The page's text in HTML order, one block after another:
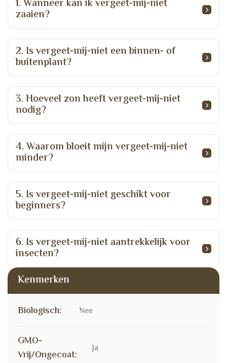
Kenmerken
Biologisch: Nee
GMO-
Vrij/ongecoat:
Ja
1. Wanneer kan ik vergeet-mij-niet
zaaien?
2. Is vergeet-mij-niet een binnen- of
buitenplant?
3. Hoeveel zon heeft vergeet-mij-niet
nodig?
4. Waarom bloeit mijn vergeet-mij-niet
minder?
5. Is vergeet-mij-niet geschikt voor
beginners?
6. Is vergeet-mij-niet aantrekkelijk voor
insecten?